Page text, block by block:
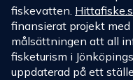
fiskevatten.
finansierat projekt
målsättningen att all
fisketurism i
uppdaterad på ett